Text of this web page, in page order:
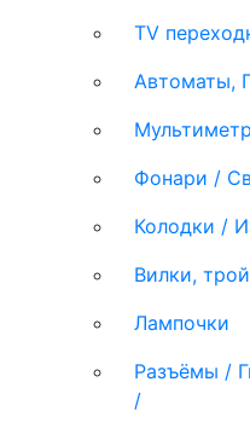
TV
Автоматы,
Фонари /
Колодки /
Вилки,
Лампочки
Разъёмы /
/